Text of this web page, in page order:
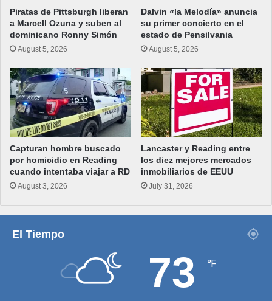
Piratas de Pittsburgh liberan
a Marcell Ozuna y suben al
dominicano Ronny Simón
August 5, 2026
Dalvin «la Melodía» anuncia
su primer concierto en el
estado de Pensilvania
August 5, 2026
Capturan hombre buscado
por homicidio en Reading
cuando intentaba viajar a RD
August 3, 2026
Lancaster y Reading entre
los diez mejores mercados
inmobiliarios de EEUU
July 31, 2026
El Tiempo
73 ℉